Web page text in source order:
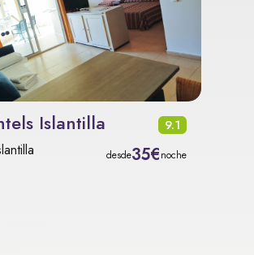
Islantilla 9.1
desde35€noche